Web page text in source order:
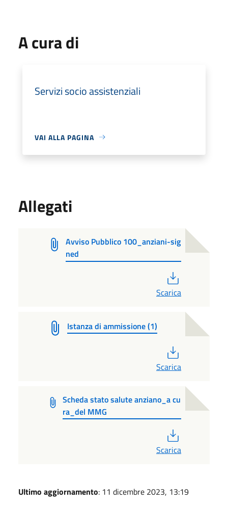
A cura di
Servizi socio assistenziali
VAI ALLA PAGINA
Allegati
Avviso Pubblico 100_anziani-sig
ned
Scarica
Istanza di ammissione (1)
Scarica
Scheda stato salute anziano_a cu
ra_del MMG
Scarica
Ultimo aggiornamento: 11 dicembre 2023, 13:19